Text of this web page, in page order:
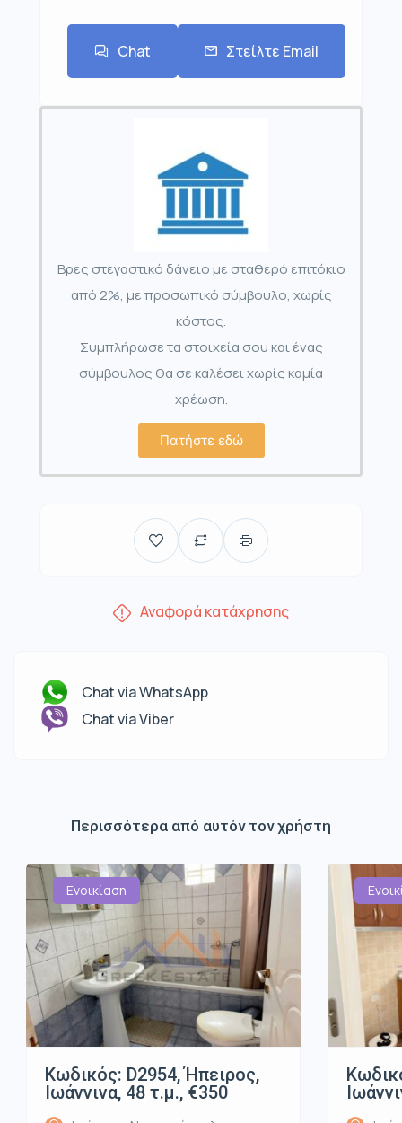
Chat Στείλτε Email
Βρες στεγαστικό δάνειο με σταθερό επιτόκιο
από 2%, με προσωπικό σύμβουλο, χωρίς
κόστος.
Συμπλήρωσε τα στοιχεία σου και ένας
σύμβουλος θα σε καλέσει χωρίς καμία
χρέωση.
Πατήστε εδώ
Αναφορά κατάχρησης
Chat via WhatsApp
Chat via Viber
Περισσότερα από αυτόν τον χρήστη
Ενοικίαση
Κωδικός: D2954, Ήπειρος,
Ιωάννινα, 48 τ.μ., €350